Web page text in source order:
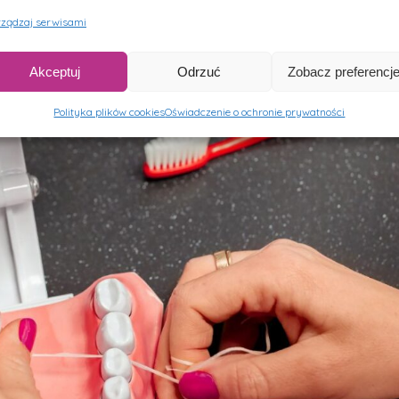
serwisami
Akceptuj Odrzuć Zobacz preferencje
Polityka plików cookiesOświadczenie o ochronie prywatności